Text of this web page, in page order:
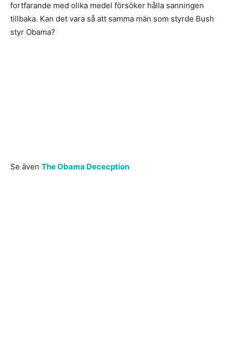
fortfarande med olika medel försöker hålla sanningen
tillbaka. Kan det vara så att samma män som styrde Bush
styr Obama?
Se även The Obama Dececption